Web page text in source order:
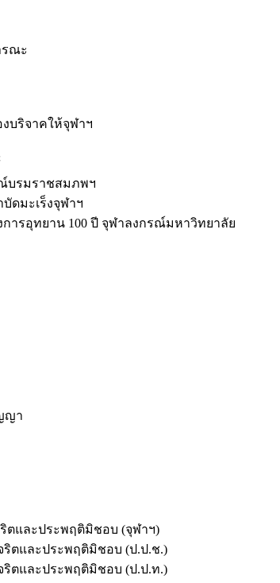
รณะ
บริจาคให้จุฬาฯ
บรมราชสมภพฯ
ดมะเร็งจุฬาฯ
การอุทยาน 100 ปี จุฬาลงกรณ์มหาวิทยาลัย
ญา
ริตและประพฤติมิชอบ (จุฬาฯ)
ริตและประพฤติมิชอบ (ป.ป.ช.)
ริตและประพฤติมิชอบ (ป.ป.ท.)